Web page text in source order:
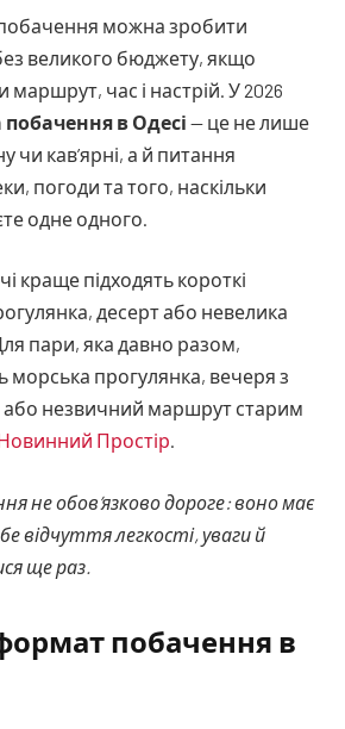
можна зробити
великого бюджету, якщо
час і настрій. У 2026
побачення в Одесі — це не лише
чи кав’ярні, а й питання
погоди та того, наскільки
одне одного.
краще підходять короткі
десерт або невелика
пари, яка давно разом,
морська прогулянка, вечеря з
або незвичний маршрут старим
Простір.
не обов’язково дороге: воно має
відчуття легкості, уваги й
ще раз.
побачення в